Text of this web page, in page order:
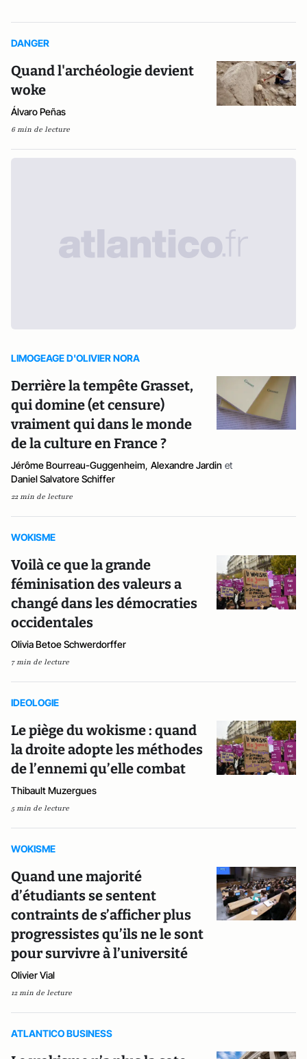
DANGER
Quand l'archéologie devient
woke
Álvaro Peñas
6 min de lecture
LIMOGEAGE D'OLIVIER NORA
Derrière la tempête Grasset,
qui domine (et censure)
vraiment qui dans le monde
de la culture en France ?
Jérôme Bourreau-Guggenheim, Alexandre Jardin et
Daniel Salvatore Schiffer
22 min de lecture
WOKISME
Voilà ce que la grande
féminisation des valeurs a
changé dans les démocraties
occidentales
Olivia Betoe Schwerdorffer
7 min de lecture
IDEOLOGIE
Le piège du wokisme : quand
la droite adopte les méthodes
de l’ennemi qu’elle combat
Thibault Muzergues
5 min de lecture
WOKISME
Quand une majorité
d’étudiants se sentent
contraints de s’afficher plus
progressistes qu’ils ne le sont
pour survivre à l’université
Olivier Vial
12 min de lecture
ATLANTICO BUSINESS